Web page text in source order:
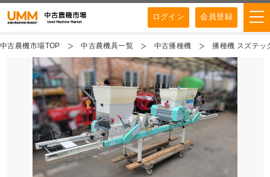
ログイン 会員登録
中古農機市場TOP 中古農機具一覧 中古播種機 播種機 スズテ